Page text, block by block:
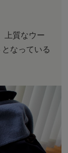
上質なウー
なっている